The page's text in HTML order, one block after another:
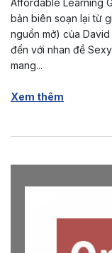
Affordable Learning
bản biên soạn lại từ
nguồn mở) của
đến với nhan đề
mang...
Xem thêm